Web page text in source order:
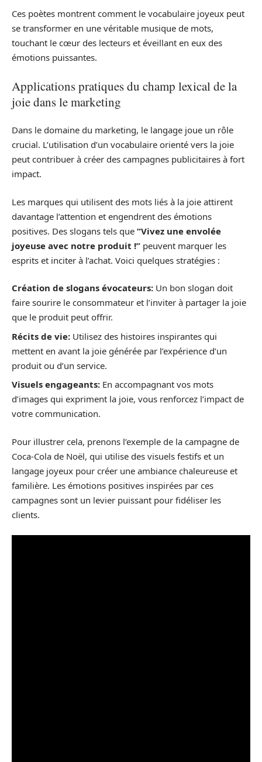
Ces poètes montrent comment le vocabulaire joyeux peut
se transformer en une véritable musique de mots,
touchant le cœur des lecteurs et éveillant en eux des
émotions puissantes.
Applications pratiques du champ lexical de la
joie dans le marketing
Dans le domaine du marketing, le langage joue un rôle
crucial. L’utilisation d’un vocabulaire orienté vers la joie
peut contribuer à créer des campagnes publicitaires à fort
impact.
Les marques qui utilisent des mots liés à la joie attirent
davantage l’attention et engendrent des émotions
positives. Des slogans tels que “Vivez une envolée
joyeuse avec notre produit !” peuvent marquer les
esprits et inciter à l’achat. Voici quelques stratégies :
Création de slogans évocateurs: Un bon slogan doit
faire sourire le consommateur et l’inviter à partager la joie
que le produit peut offrir.
Récits de vie: Utilisez des histoires inspirantes qui
mettent en avant la joie générée par l’expérience d’un
produit ou d’un service.
Visuels engageants: En accompagnant vos mots
d’images qui expriment la joie, vous renforcez l’impact de
votre communication.
Pour illustrer cela, prenons l’exemple de la campagne de
Coca-Cola de Noël, qui utilise des visuels festifs et un
langage joyeux pour créer une ambiance chaleureuse et
familière. Les émotions positives inspirées par ces
campagnes sont un levier puissant pour fidéliser les
clients.